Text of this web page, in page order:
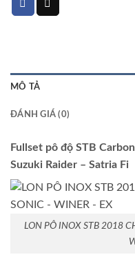
MÔ TẢ
ĐÁNH GIÁ (0)
Fullset pô độ STB
Suzuki Raider – Satria Fi
LON PÔ INOX STB 2018